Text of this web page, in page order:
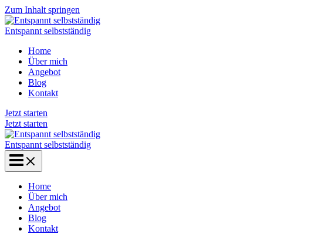
Zum Inhalt springen
Entspannt selbstständig
Home
Über mich
Angebot
Blog
Kontakt
Jetzt starten
Jetzt starten
Entspannt selbstständig
Home
Über mich
Angebot
Blog
Kontakt